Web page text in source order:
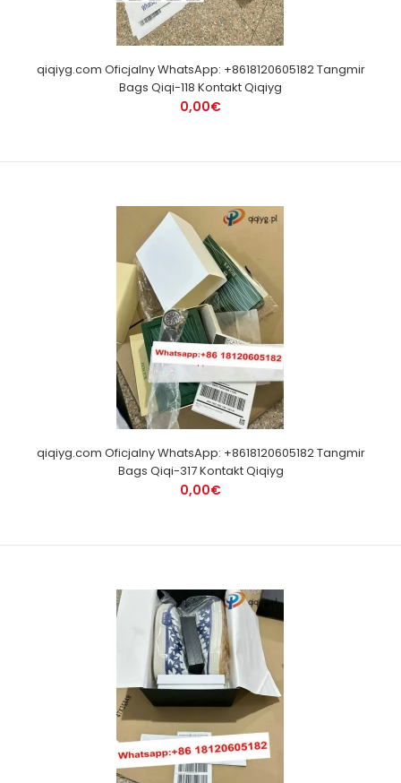
qiqiyg.com Oficjalny WhatsApp: +8618120605182 Tangmir
Bags Qiqi-118 Kontakt Qiqiyg
0,00€
qiqiyg.com Oficjalny WhatsApp: +8618120605182 Tangmir
Bags Qiqi-317 Kontakt Qiqiyg
0,00€